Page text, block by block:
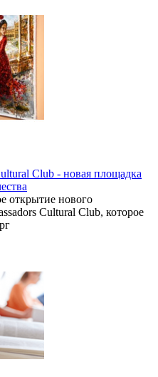
Club - новая площадка
открытие нового
Cultural Club, которое